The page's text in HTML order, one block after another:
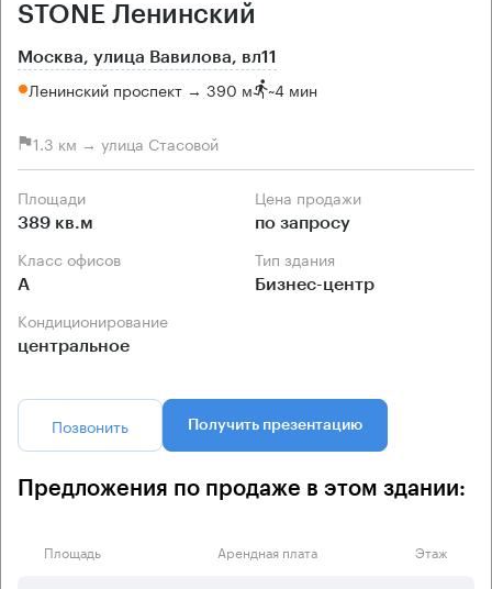
STONE Ленинский
Москва, улица Вавилова, вл11
Ленинский проспект → 390 м ~4 мин
1.3 км → улица Стасовой
Площади
389 кв.м
Цена продажи
по запросу
Класс офисов
А
Тип здания
Бизнес-центр
Кондиционирование
центральное
Позвонить Получить презентацию
Предложения по продаже в этом здании:
Площадь Арендная плата Этаж